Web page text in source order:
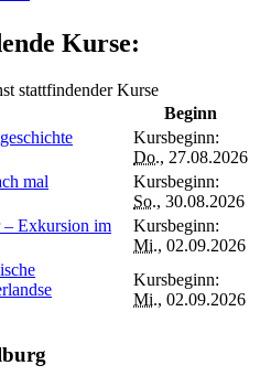
Kurse:
stattfindender Kurse
Beginn
Kursbeginn:
Do., 27.08.2026
mal
Kursbeginn:
So., 30.08.2026
– Exkursion im
Kursbeginn:
Mi., 02.09.2026
Kursbeginn:
Mi., 02.09.2026